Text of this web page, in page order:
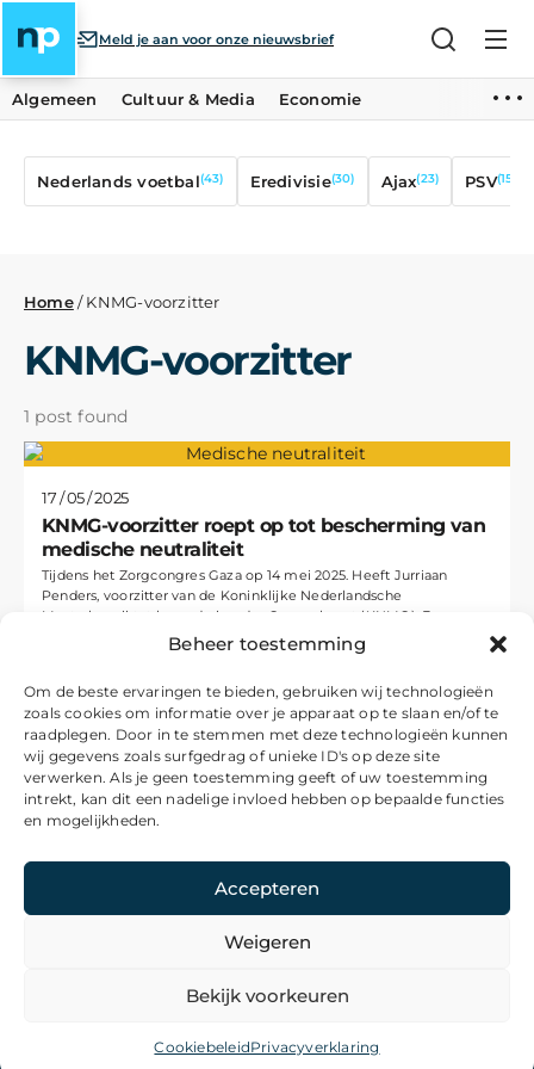
Beheer toestemming
Om de beste ervaringen te bieden, gebruiken wij technologieën
zoals cookies om informatie over je apparaat op te slaan en/of te
raadplegen. Door in te stemmen met deze technologieën kunnen
wij gegevens zoals surfgedrag of unieke ID's op deze site
verwerken. Als je geen toestemming geeft of uw toestemming
intrekt, kan dit een nadelige invloed hebben op bepaalde functies
en mogelijkheden.
Accepteren
Weigeren
Bekijk voorkeuren
CookiebeleidPrivacyverklaring
Meld je aan voor onze nieuwsbrief
Algemeen Cultuur & Media Economie
Nederlands voetbal(43) Eredivisie(30) Ajax(23) PSV(15)
Home/KNMG-voorzitter
KNMG-voorzitter
1 post found
17 / 05 / 2025
KNMG-voorzitter roept op tot bescherming van
medische neutraliteit
Tijdens het Zorgcongres Gaza op 14 mei 2025. Heeft Jurriaan
Penders, voorzitter van de Koninklijke Nederlandsche
Maatschappij tot bevordering der Geneeskunst (KNMG). Een
krachtige oproep gedaan voor het waarborgen van...
Algemene voorwaarden